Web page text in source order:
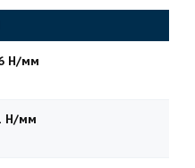
Н/мм
Н/мм